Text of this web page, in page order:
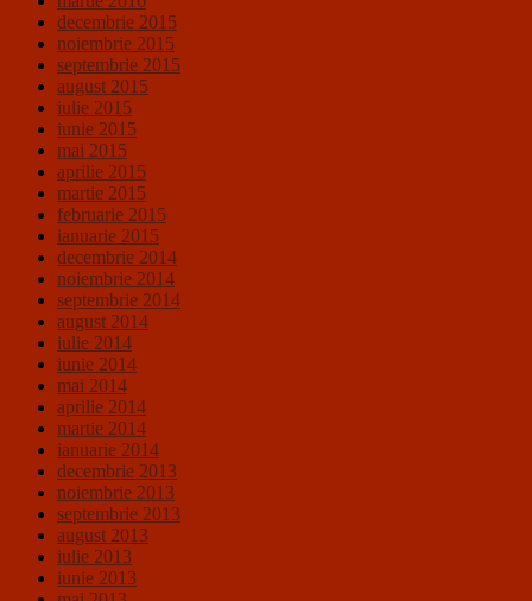
decembrie 2015
noiembrie 2015
septembrie 2015
august 2015
iulie 2015
iunie 2015
mai 2015
aprilie 2015
martie 2015
februarie 2015
ianuarie 2015
decembrie 2014
noiembrie 2014
septembrie 2014
august 2014
iulie 2014
iunie 2014
mai 2014
aprilie 2014
martie 2014
ianuarie 2014
decembrie 2013
noiembrie 2013
septembrie 2013
august 2013
iulie 2013
iunie 2013